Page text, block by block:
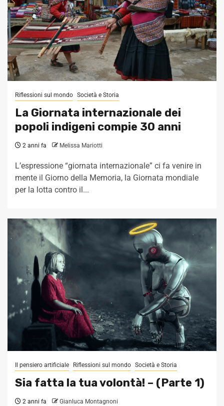
Riflessioni sul mondo Società e Storia
La Giornata internazionale dei
popoli indigeni compie 30 anni
2 anni fa Melissa Mariotti
L’espressione “giornata internazionale” ci fa venire in
mente il Giorno della Memoria, la Giornata mondiale
per la lotta contro il...
Il pensiero artificiale Riflessioni sul mondo Società e Storia
Sia fatta la tua volontà! – (Parte 1)
2 anni fa Gianluca Montagnoni